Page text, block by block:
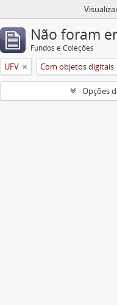
Não foram
Fundos e Coleções
UFV Com objetos digitais
Opções